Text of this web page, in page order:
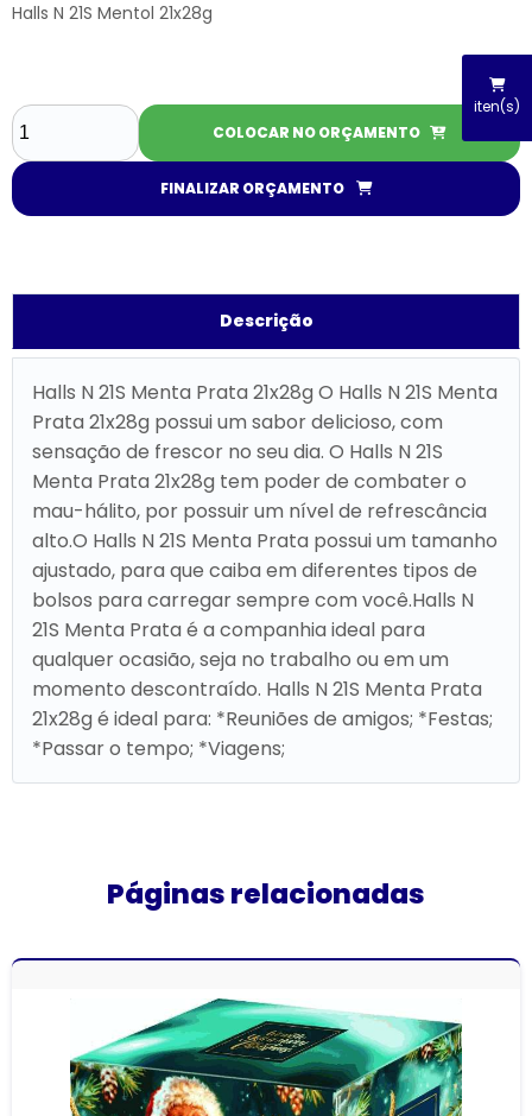
iten(s)
Halls N 21S Mentol 21x28g
COLOCAR NO ORÇAMENTO
FINALIZAR ORÇAMENTO
Descrição
Halls N 21S Menta Prata 21x28g O Halls N 21S Menta
Prata 21x28g possui um sabor delicioso, com
sensação de frescor no seu dia. O Halls N 21S
Menta Prata 21x28g tem poder de combater o
mau-hálito, por possuir um nível de refrescância
alto.O Halls N 21S Menta Prata possui um tamanho
ajustado, para que caiba em diferentes tipos de
bolsos para carregar sempre com você.Halls N
21S Menta Prata é a companhia ideal para
qualquer ocasião, seja no trabalho ou em um
momento descontraído. Halls N 21S Menta Prata
21x28g é ideal para: *Reuniões de amigos; *Festas;
*Passar o tempo; *Viagens;
Páginas relacionadas